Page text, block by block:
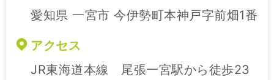
愛知県 一宮市 今伊勢町本神戸字前畑1番
アクセス
JR東海道本線 尾張一宮駅から徒歩23